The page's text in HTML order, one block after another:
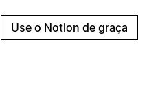
Use o Notion de graça